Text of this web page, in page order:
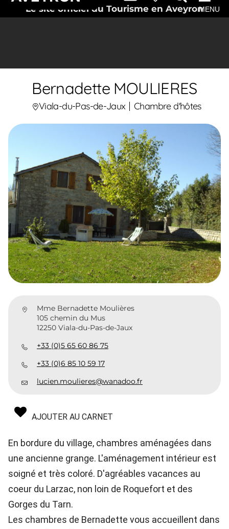
Le site officiel du Tourisme en AveyronMENU
Bernadette MOULIERES
Viala-du-Pas-de-Jaux Chambre d'hôtes
Mme Bernadette Moulières
105 chemin du Mus
12250 Viala-du-Pas-de-Jaux
+33 (0)5 65 60 86 75
+33 (0)6 85 10 59 17
lucien.moulieres@wanadoo.fr
AJOUTER AU CARNET
En bordure du village, chambres aménagées dans
une ancienne grange. L'aménagement intérieur est
soigné et très coloré. D'agréables vacances au
coeur du Larzac, non loin de Roquefort et des
Gorges du Tarn.
Les chambres de Bernadette vous accueillent dans